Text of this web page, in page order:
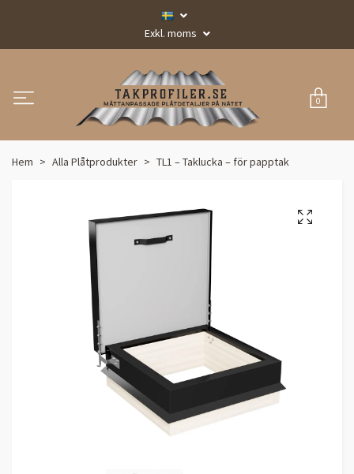
Exkl. moms
0
Hem Alla Plåtprodukter TL1 – Taklucka – för papptak